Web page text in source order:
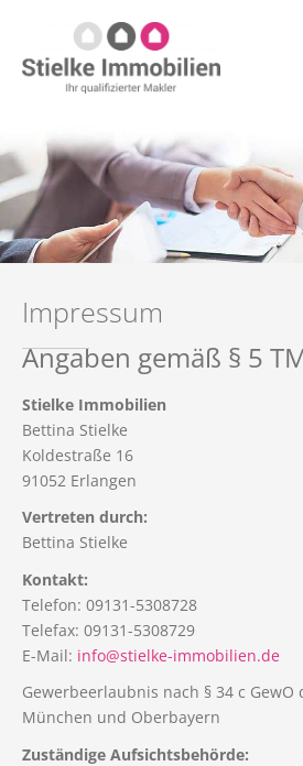
Impressum
Angaben gemäß § 5
Stielke Immobilien
Bettina Stielke
Koldestraße 16
91052 Erlangen
Vertreten durch:
Bettina Stielke
Kontakt:
Telefon: 09131-5308728
Telefax: 09131-5308729
E-Mail: info@stielke-immobilien.de
Gewerbeerlaubnis nach § 34 c
München und Oberbayern
Zuständige Aufsichtsbehörde: